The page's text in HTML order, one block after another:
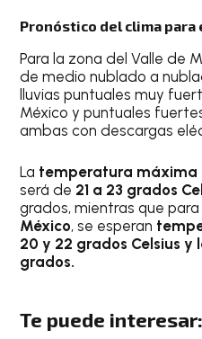
Pronóstico del clima para
Para la zona del Valle de
de medio nublado a
lluvias puntuales muy
México y puntuales
ambas con descargas
La temperatura máxima
será de 21 a 23 grados
grados, mientras que para
México, se esperan
20 y 22 grados Celsius y
grados.
Te puede interesar: